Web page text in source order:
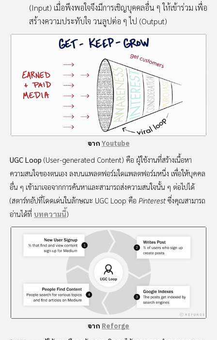
(Input) เมื่อพึงพอใจจึงมีการเชิญบุคคลอื่น ๆ ให้เข้าร่วม เพื่อ
สร้างความประทับใจ วนลูปต่อ ๆ ไป (Output)
จากYoutube
UGC Loop (User-generated Content) คือ ผู้ใช้งานที่สร้างเนื้อหา
ความสนใจของตนเอง ลงบนแพลตฟอร์มใดแพลตฟอร์มหนึ่ง เพื่อให้บุคคล
อื่น ๆ เข้ามาเจอจากการค้นหาและสามารถส่งความสนใจนั้น ๆ ต่อไปได้
(สตาร์ทอัปที่โดดเด่นในลักษณะ UGC Loop คือ Pinterest ซึ่งคุณสามารถ
อ่านได้ที่ บทความนี้)
จากReforge